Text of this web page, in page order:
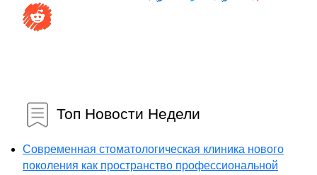
Топ Новости Недели
Современная стоматологическая клиника нового
поколения как пространство профессиональной